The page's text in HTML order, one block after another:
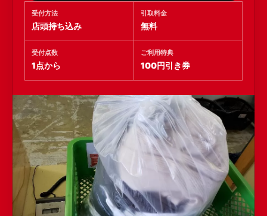
受付方法
店頭持ち込み
引取料金
無料
受付点数
1点から
ご利用特典
100円引き券